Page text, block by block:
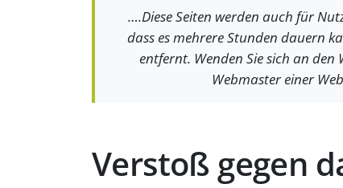
….Diese Seiten werden auch für
dass es mehrere Stunden dauern
entfernt. Wenden Sie sich an
Webmaster einer
Verstoß gegen